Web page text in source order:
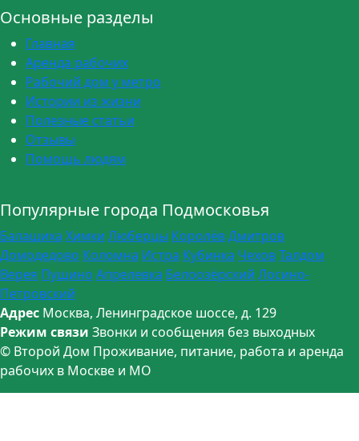
Основные разделы
Главная
Аренда рабочих
Рабочий дом у метро
Истории из жизни
Полезные статьи
Отзывы
Помощь людям
Популярные города Подмосковья
Балашиха Химки Люберцы КоролёвДмитров
Домодедово Коломна Истра Кубинка ЧеховТалдом
Верея Пущино Апрелевка Белоозёрский Лосино-
Петровский
Адрес Москва, Ленинградское шоссе, д. 129
Режим связи Звонки и сообщения без выходных
© Второй Дом Проживание, питание, работа и аренда
рабочих в Москве и МО